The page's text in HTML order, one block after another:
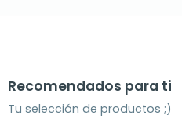
Recomendados para ti
Tu selección de productos ;)